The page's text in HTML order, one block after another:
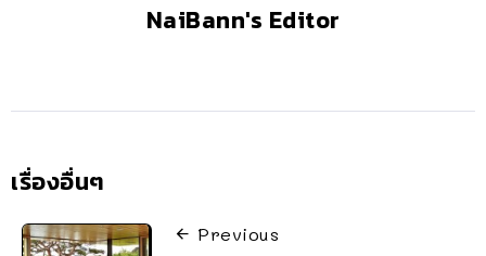
NaiBann's Editor
เรื่องอื่นๆ
Previous